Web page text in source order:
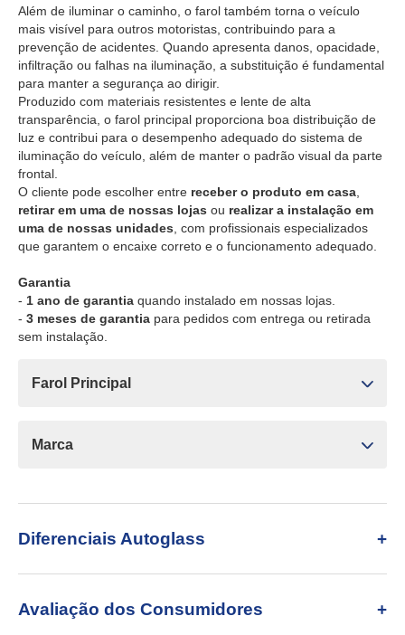
Além de iluminar o caminho, o farol também torna o veículo
mais visível para outros motoristas, contribuindo para a
prevenção de acidentes. Quando apresenta danos, opacidade,
infiltração ou falhas na iluminação, a substituição é fundamental
para manter a segurança ao dirigir.
Produzido com materiais resistentes e lente de alta
transparência, o farol principal proporciona boa distribuição de
luz e contribui para o desempenho adequado do sistema de
iluminação do veículo, além de manter o padrão visual da parte
frontal.
O cliente pode escolher entre receber o produto em casa
retirar em uma de nossas lojas ou realizar a instalação em
uma de nossas unidades , com profissionais especializados
que garantem o encaixe correto e o funcionamento adequado.
Garantia
- 1 ano de garantia quando instalado em nossas lojas.
- 3 meses de garantia para pedidos com entrega ou retirada
sem instalação.
Farol Principal
Marca
Diferenciais Autoglass
Avaliação dos Consumidores